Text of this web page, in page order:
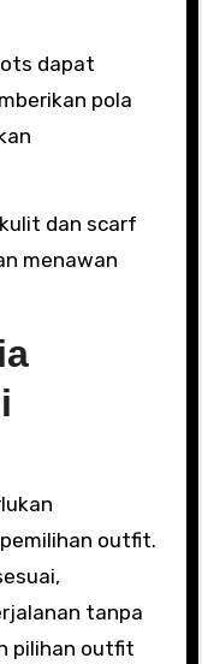
dapat
pola
dan scarf
menawan
outfit.
tanpa
pilihan outfit